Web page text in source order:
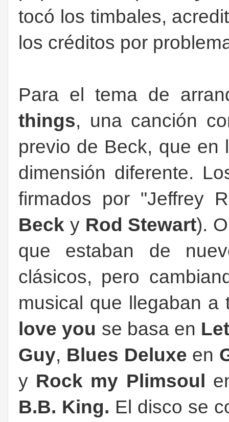
tocó los timbales,
los créditos por
Para el tema de
things, una canción
previo de Beck, que en
dimensión diferente.
firmados por "Jeffrey
Beck y Rod Stewart).
que estaban de
clásicos, pero
musical que llegaban
love you se basa en
Guy, Blues Deluxe en
y Rock my Plimsoul
B.B. King. El disco se